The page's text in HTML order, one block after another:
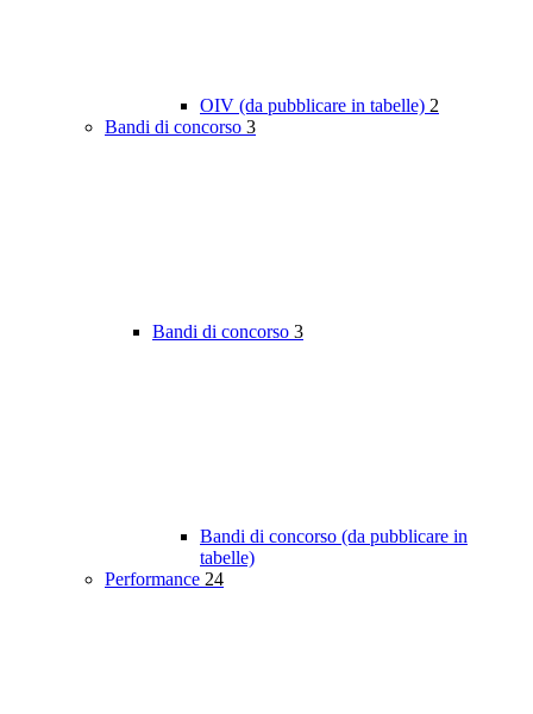
OIV (da pubblicare in tabelle) 2
Bandi di concorso 3
Bandi di concorso 3
Bandi di concorso (da pubblicare in
tabelle)
Performance 24